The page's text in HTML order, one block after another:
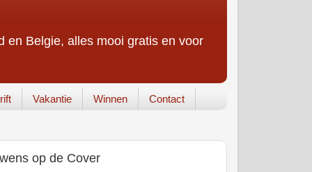
en Belgie, alles mooi gratis en voor
Vakantie Winnen Contact
op de Cover